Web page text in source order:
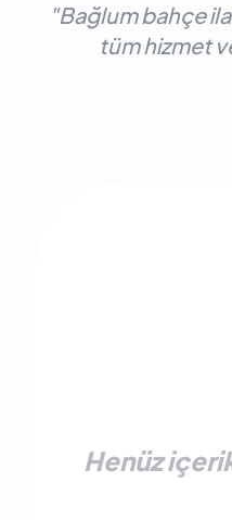
"Bağlum bahçe
tüm hizmet
Henüz